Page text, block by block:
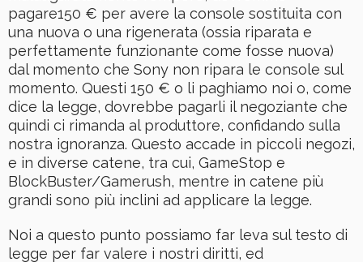
pagare150 € per avere la console sostituita con
una nuova o una rigenerata (ossia riparata e
perfettamente funzionante come fosse nuova)
dal momento che Sony non ripara le console sul
momento. Questi 150 € o li paghiamo noi o, come
dice la legge, dovrebbe pagarli il negoziante che
quindi ci rimanda al produttore, confidando sulla
nostra ignoranza. Questo accade in piccoli negozi,
e in diverse catene, tra cui, GameStop e
BlockBuster/Gamerush, mentre in catene più
grandi sono più inclini ad applicare la legge.
Noi a questo punto possiamo far leva sul testo di
legge per far valere i nostri diritti, ed